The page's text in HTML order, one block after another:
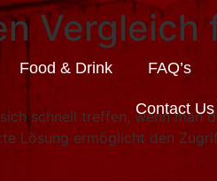
Food & Drink FAQ’s
Contact
Vergleich
schnell treffen, wenn man
Lösung ermöglicht den